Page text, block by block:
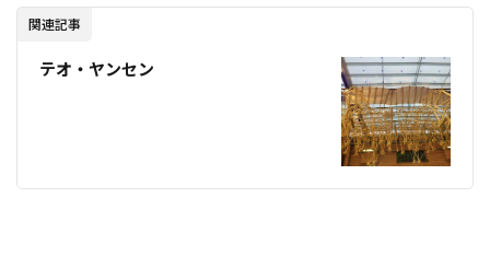
関連記事
テオ・ヤンセン